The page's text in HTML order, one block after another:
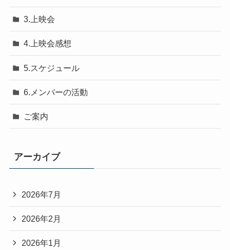
3.上映会
4.上映会感想
5.スケジュール
6.メンバーの活動
ご案内
アーカイブ
2026年7月
2026年2月
2026年1月